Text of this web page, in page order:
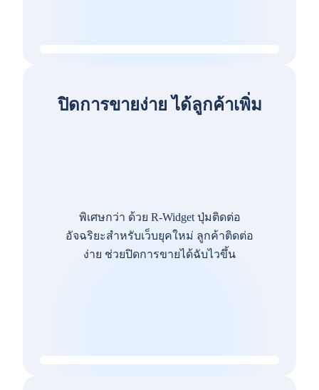
ปิดการขายง่าย ได้ลูกค้าเพิ่ม
พิเศษกว่า ด้วย R-Widget ปุ่มติดต่อ
อัจฉริยะสำหรับเว็บยุคใหม่ ลูกค้าติดต่อ
ง่าย ช่วยปิดการขายได้ฉับไวขึ้น